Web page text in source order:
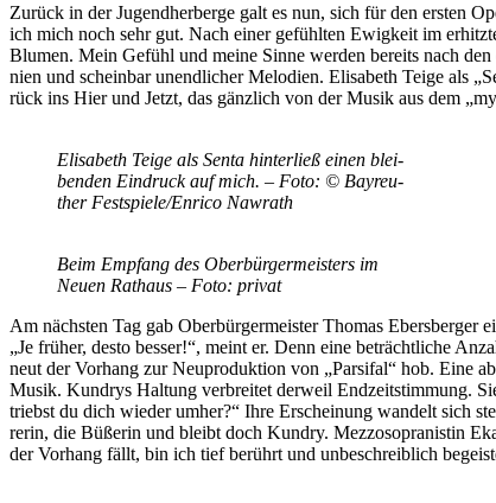
Zu­rück in der Ju­gend­her­ber­ge galt es nun, sich für den ers­ten
ich mich noch sehr gut. Nach ei­ner ge­fühl­ten Ewig­keit im
Blu­men. Mein Ge­fühl und mei­ne Sin­ne wer­den be­reits nach
nien und schein­bar un­end­li­cher Me­lo­dien. Eli­sa­beth Tei­ge als
rück ins Hier und Jetzt, das gänz­lich von der Mu­sik aus dem
Eli­sa­beth Tei­ge als Sen­ta hin­ter­ließ ei­nen blei­
ben­den Ein­druck auf mich. – Foto: © Bay­reu­
ther Festspiele/​Enrico Nawrath
Beim Emp­fang des Ober­bür­ger­meis­ters im
Neu­en Rat­haus – Foto: privat
Am nächs­ten Tag gab Ober­bür­ger­meis­ter Tho­mas
„Je frü­her, des­to bes­ser!“, meint er. Denn eine be­trächt­li­che
neut der Vor­hang zur Neu­pro­duk­ti­on von „Par­si­fal“ hob. Eine
Mu­sik. Kundrys Hal­tung ver­brei­tet der­weil End­zeit­stim­mung.
triebst du dich wie­der um­her?“ Ihre Er­schei­nung wan­delt sich
re­rin, die Bü­ße­rin und bleibt doch Kundry. Mez­zo­so­pra­nis­tin
der Vor­hang fällt, bin ich tief be­rührt und un­be­schreib­lich